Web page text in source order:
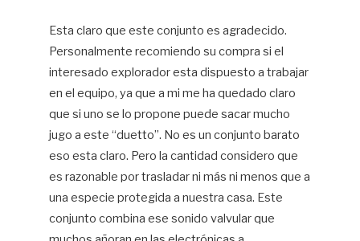
Esta claro que este conjunto es agradecido.
Personalmente recomiendo su compra si el
interesado explorador esta dispuesto a trabajar
en el equipo, ya que a mi me ha quedado claro
que si uno se lo propone puede sacar mucho
jugo a este “duetto”. No es un conjunto barato
eso esta claro. Pero la cantidad considero que
es razonable por trasladar ni más ni menos que a
una especie protegida a nuestra casa. Este
conjunto combina ese sonido valvular que